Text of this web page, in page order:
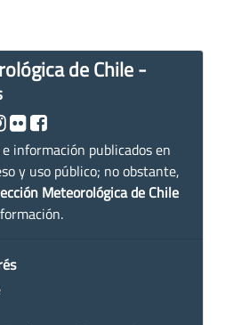
de Chile -
información publicados en
y uso público; no obstante,
Meteorológica de Chile